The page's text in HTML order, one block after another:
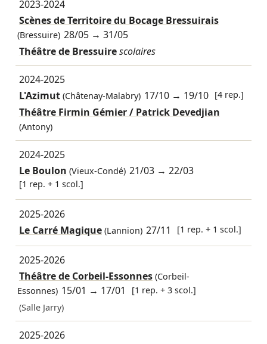
2023-2024
Scènes de Territoire du Bocage Bressuirais
(Bressuire) 28/05 →31/05
Théâtre de Bressuirescolaires
2024-2025
L'Azimut(Châtenay-Malabry) 17/10 → 19/10 [4 rep.]
Théâtre Firmin Gémier / Patrick Devedjian
(Antony)
2024-2025
Le Boulon (Vieux-Condé) 21/03 →22/03
[1 rep. + 1 scol.]
2025-2026
Le Carré Magique(Lannion) 27/11 [1 rep. + 1 scol.]
2025-2026
Théâtre de Corbeil-Essonnes(Corbeil-
Essonnes) 15/01 → 17/01
[1 rep. + 3 scol.]
(Salle Jarry)
2025-2026